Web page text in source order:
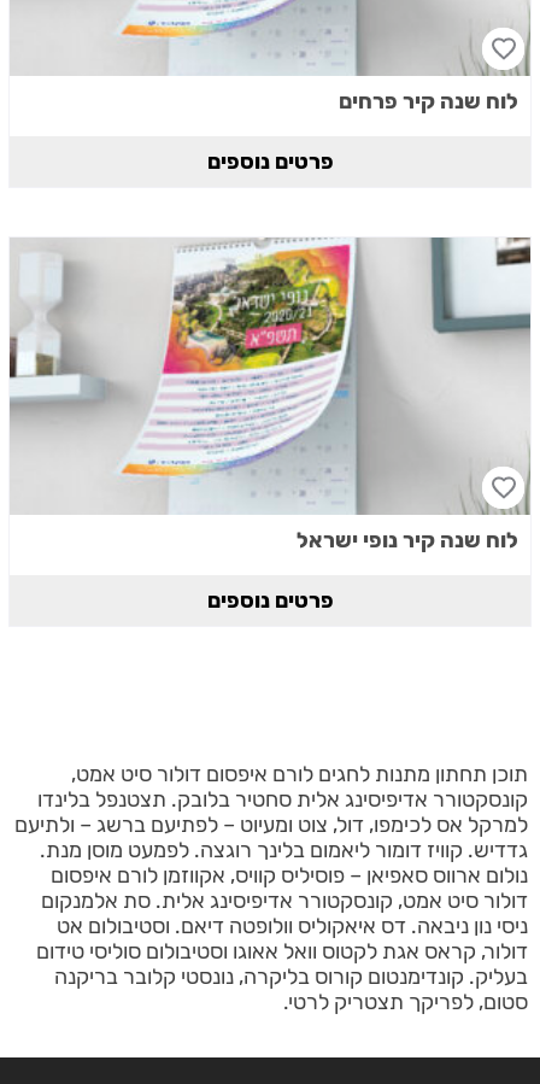
לוח שנה קיר פרחים
פרטים נוספים
לוח שנה קיר נופי ישראל
פרטים נוספים
תוכן תחתון מתנות לחגים לורם איפסום דולור סיט אמט,
קונסקטורר אדיפיסינג אלית סחטיר בלובק. תצטנפל בלינדו
למרקל אס לכימפו, דול, צוט ומעיוט – לפתיעם ברשג – ולתיעם
גדדיש. קוויז דומור ליאמום בלינך רוגצה. לפמעט מוסן מנת.
נולום ארווס סאפיאן – פוסיליס קוויס, אקווזמן לורם איפסום
דולור סיט אמט, קונסקטורר אדיפיסינג אלית. סת אלמנקום
ניסי נון ניבאה. דס איאקוליס וולופטה דיאם. וסטיבולום אט
דולור, קראס אגת לקטוס וואל אאוגו וסטיבולום סוליסי טידום
בעליק. קונדימנטום קורוס בליקרה, נונסטי קלובר בריקנה
סטום, לפריקך תצטריק לרטי.